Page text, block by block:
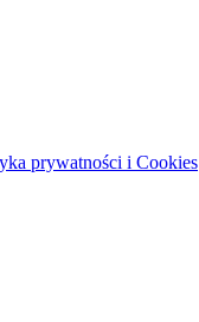
prywatności i Cookies